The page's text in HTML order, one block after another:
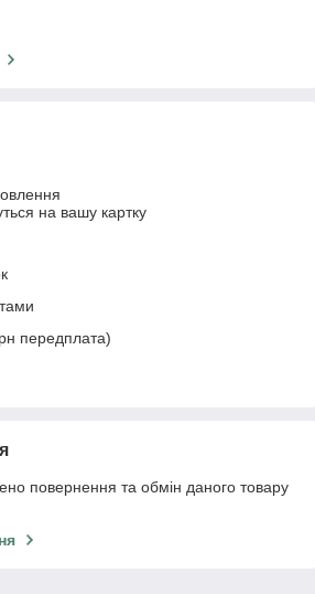
на вашу картку
передплата)
повернення та обмін даного товару